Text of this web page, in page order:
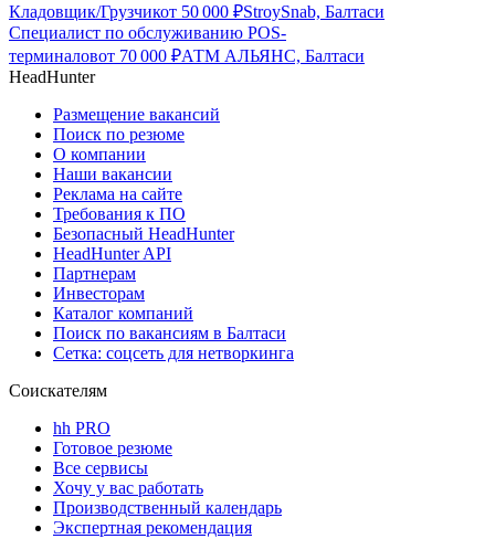
Кладовщик/Грузчикот 50 000 ₽StroySnab, Балтаси
Специалист по обслуживанию POS-
терминаловот 70 000 ₽АТМ АЛЬЯНС, Балтаси
HeadHunter
Размещение вакансий
Поиск по резюме
О компании
Наши вакансии
Реклама на сайте
Требования к ПО
Безопасный HeadHunter
HeadHunter API
Партнерам
Инвесторам
Каталог компаний
Поиск по вакансиям в Балтаси
Сетка: соцсеть для нетворкинга
Соискателям
hh PRO
Готовое резюме
Все сервисы
Хочу у вас работать
Производственный календарь
Экспертная рекомендация